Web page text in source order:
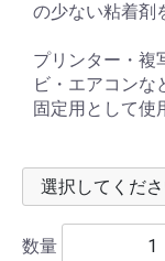
の少ない粘着剤
プリンター・複
ビ・エアコンな
固定用として使
数量